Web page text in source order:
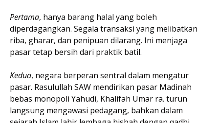
Pertama, hanya barang halal yang boleh
diperdagangkan. Segala transaksi yang melibatkan
riba, gharar, dan penipuan dilarang. Ini menjaga
pasar tetap bersih dari praktik batil.
Kedua, negara berperan sentral dalam mengatur
pasar. Rasulullah SAW mendirikan pasar Madinah
bebas monopoli Yahudi, Khalifah Umar ra. turun
langsung mengawasi pedagang, bahkan dalam